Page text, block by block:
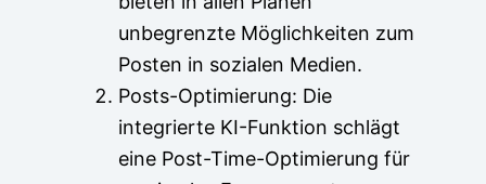
unbegrenzte Möglichkeiten zum
Posten in sozialen Medien.
Posts-Optimierung: Die
integrierte KI-Funktion schlägt
eine Post-Time-Optimierung für